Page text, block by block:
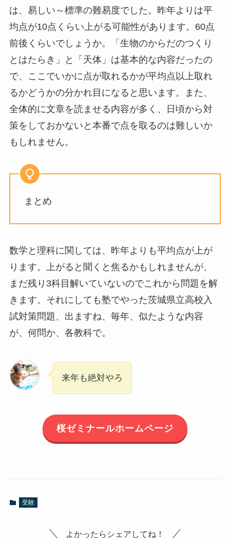
は、易しい～標準の難易度でした。昨年よりは平
均点が10点くらい上がる可能性があります。60点
前後くらいでしょうか。「生物のからだのつくり
とはたらき」と「天体」は基本的な内容だったの
で、ここでいかに点が取れるかが平均点以上取れ
るかどうかの分かれ目になると思います。また、
全体的に文章を読ませる内容が多く、日頃から対
策をしておかないと本番で点を取るのは難しいか
もしれません。
まとめ
数学と理科に関しては、昨年よりも平均点が上が
ります。上がると聞くと焦るかもしれませんが、
まだ残り3科目解いていないのでこれから問題を解
きます。それにしても塾でやった茨城県立高校入
試対策問題、出ますね、毎年、似たような内容
が、何問か、各教科で。
来年も絶対やろ
桜ゼミナールホームページ
受験
よかったらシェアしてね！